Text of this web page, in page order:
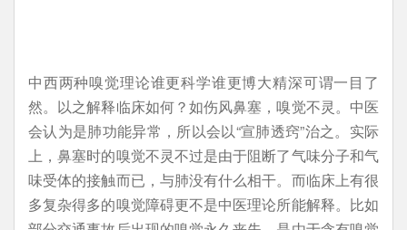
中西两种嗅觉理论谁更科学谁更博大精深可谓一目了
然。以之解释临床如何？如伤风鼻塞，嗅觉不灵。中医
会认为是肺功能异常，所以会以“宣肺透窍”治之。实际
上，鼻塞时的嗅觉不灵不过是由于阻断了气味分子和气
味受体的接触而已，与肺没有什么相干。而临床上有很
多复杂得多的嗅觉障碍更不是中医理论所能解释。比如